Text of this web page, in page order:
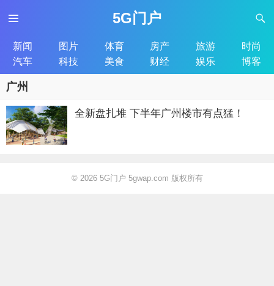
5G门户
新闻 图片 体育 房产 旅游
时尚
汽车
科技 美食 财经 娱乐 博客
广州
全新盘扎堆 下半年广州楼市有点猛！
© 2026 5G门户 5gwap.com 版权所有